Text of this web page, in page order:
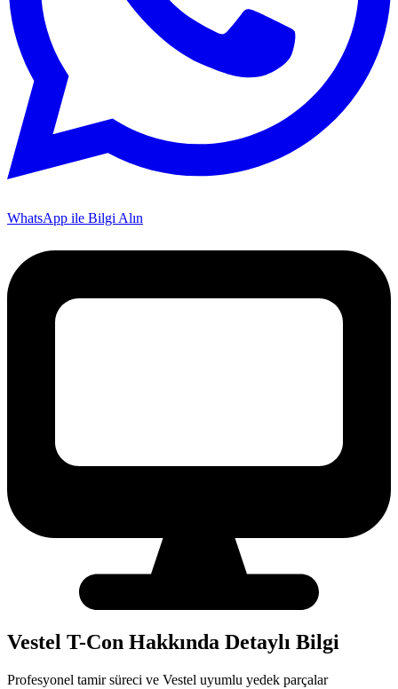
WhatsApp ile Bilgi Alın
Vestel T-Con Hakkında Detaylı Bilgi
Profesyonel tamir süreci ve Vestel uyumlu yedek parçalar